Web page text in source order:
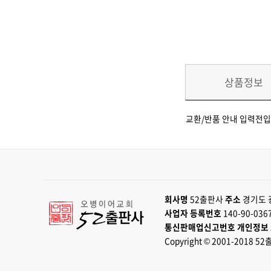
상품정보
교환/반품 안내 입력전
회사명 52출판사 주소 경기도
사업자 등록번호 140-90-
통신판매업신고번호 개인정
Copyright © 2001-2018 52